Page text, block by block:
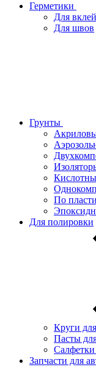
Герметики
Для
Для швов
Грунты
По
Для полировки
Круги
Пасты
Запчасти для